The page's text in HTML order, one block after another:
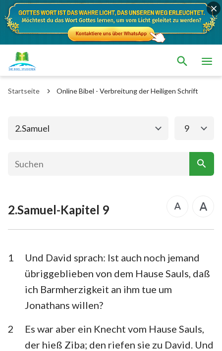
Startseite Online Bibel - Verbreitung der Heiligen Schrift
2.Samuel
Das alte Testament Das neue Testament
1. Mose 2. Mose
5. Mose
1.Samuel
1. Chronik
Esra Nehemia
Esther Hiob
Psalm Sprüche
Klagelieder Hesekiel
9
2.Samuel-Kapitel 9
1
Und David sprach: Ist auch noch jemand
übriggeblieben von dem Hause Sauls, daß
ich Barmherzigkeit an ihm tue um
Jonathans willen?
2
Es war aber ein Knecht vom Hause Sauls,
der hieß Ziba; den riefen sie zu David. Und